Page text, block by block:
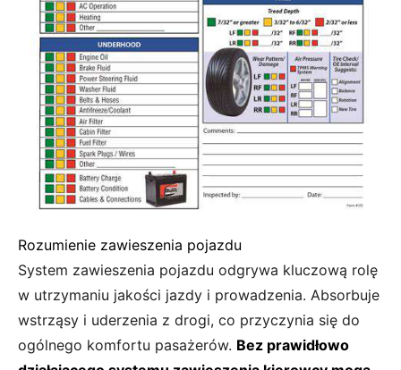
Rozumienie zawieszenia pojazdu
System zawieszenia pojazdu odgrywa kluczową rolę
w utrzymaniu jakości jazdy i prowadzenia. Absorbuje
wstrząsy i uderzenia z drogi, co przyczynia się do
ogólnego komfortu pasażerów. Bez prawidłowo